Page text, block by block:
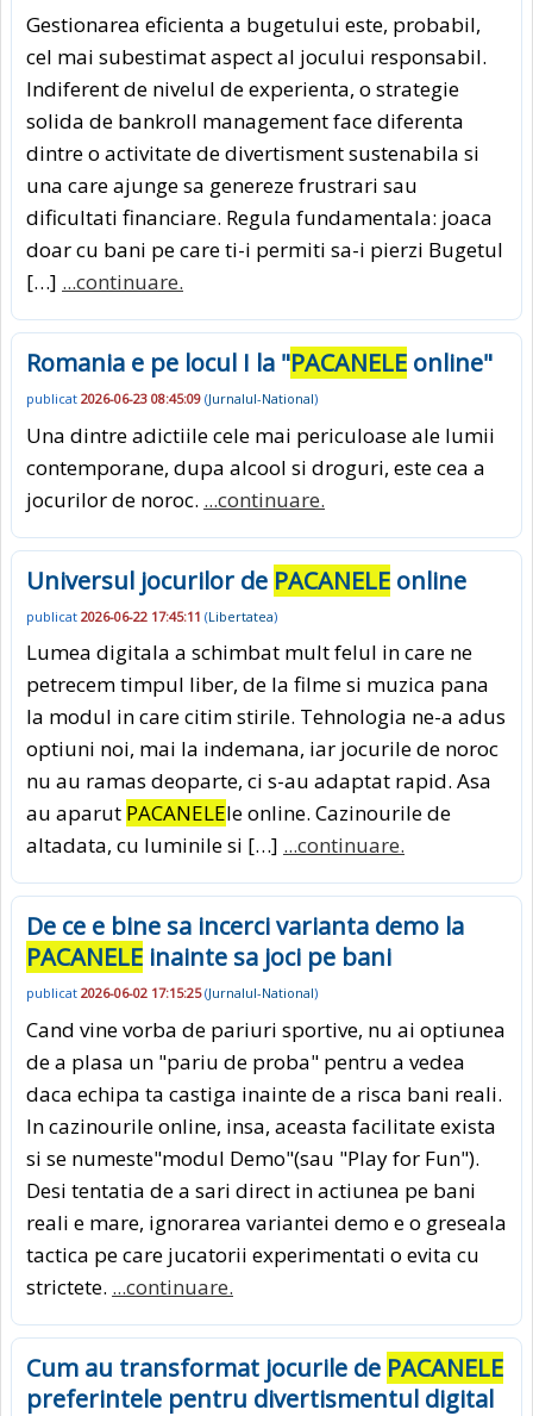
Gestionarea eficienta a bugetului este, probabil,
cel mai subestimat aspect al jocului responsabil.
Indiferent de nivelul de experienta, o strategie
solida de bankroll management face diferenta
dintre o activitate de divertisment sustenabila si
una care ajunge sa genereze frustrari sau
dificultati financiare. Regula fundamentala: joaca
doar cu bani pe care ti-i permiti sa-i pierzi Bugetul
[…] ...continuare.
Romania e pe locul I la "PACANELE online"
publicat 2026-06-23 08:45:09 (Jurnalul-National)
Una dintre adictiile cele mai periculoase ale lumii
contemporane, dupa alcool si droguri, este cea a
jocurilor de noroc. ...continuare.
Universul jocurilor de PACANELE online
publicat 2026-06-22 17:45:11 (Libertatea)
Lumea digitala a schimbat mult felul in care ne
petrecem timpul liber, de la filme si muzica pana
la modul in care citim stirile. Tehnologia ne-a adus
optiuni noi, mai la indemana, iar jocurile de noroc
nu au ramas deoparte, ci s-au adaptat rapid. Asa
au aparut PACANELEle online. Cazinourile de
altadata, cu luminile si […] ...continuare.
De ce e bine sa incerci varianta demo la
PACANELE inainte sa joci pe bani
publicat 2026-06-02 17:15:25(Jurnalul-National)
Cand vine vorba de pariuri sportive, nu ai optiunea
de a plasa un "pariu de proba" pentru a vedea
daca echipa ta castiga inainte de a risca bani reali.
In cazinourile online, insa, aceasta facilitate exista
si se numeste"modul Demo"(sau "Play for Fun").
Desi tentatia de a sari direct in actiunea pe bani
reali e mare, ignorarea variantei demo e o greseala
tactica pe care jucatorii experimentati o evita cu
strictete. ...continuare.
Cum au transformat jocurile de PACANELE
preferintele pentru divertismentul digital